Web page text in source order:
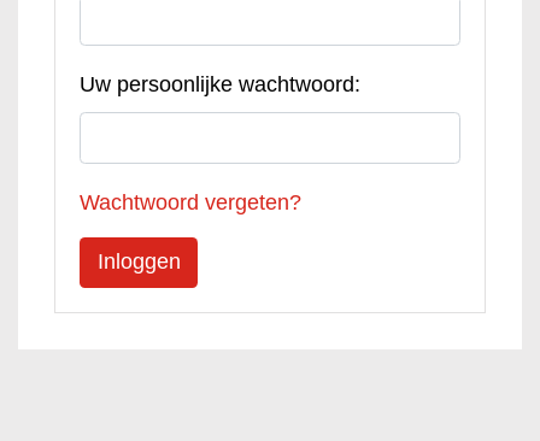
Uw persoonlijke wachtwoord:
Wachtwoord vergeten?